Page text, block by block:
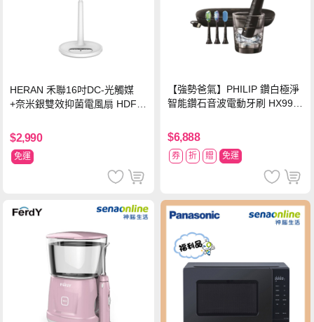
HERAN 禾聯16吋DC-光觸媒
+奈米銀雙效抑菌電風扇 HDF-1
$2,990
免運
【強勢爸氣】PHILIP 鑽白極淨
智能鑽石音波電動牙刷 HX992
$6,888
券 折 贈 免運